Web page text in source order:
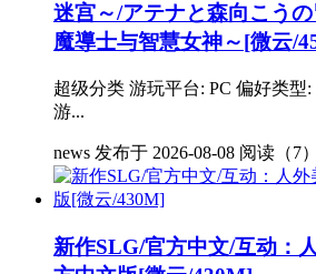
迷宫～/アテナと森向こう
魔導士与智慧女神～[微云/
超级分类 游玩平台: PC 偏好类型
游...
news 发布于 2026-08-08 阅读（7）
新作SLG/官方中文/互动：